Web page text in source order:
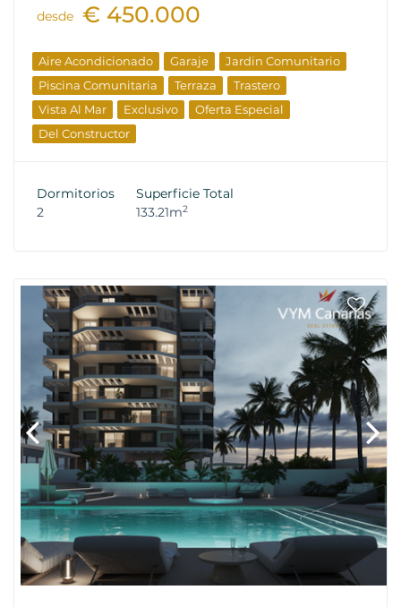
desde € 450.000
Aire Acondicionado Garaje
Jardin Comunitario
Piscina Comunitaria
Terraza
Trastero
Vista Al Mar
Exclusivo
Oferta Especial
Del Constructor
Dormitorios
2
Superficie Total
133.21m2